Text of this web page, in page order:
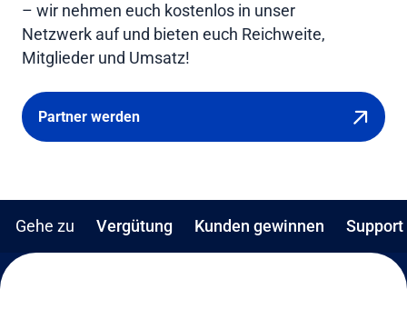
– wir nehmen euch kostenlos in unser
Netzwerk auf und bieten euch Reichweite,
Mitglieder und Umsatz!
Partner werden
Gehe zu Vergütung Kunden gewinnen Support